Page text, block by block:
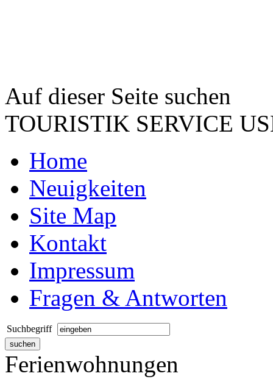
Auf dieser Seite suchen
TOURISTIK SERVICE
Home
Neuigkeiten
Site Map
Kontakt
Impressum
Fragen & Antworten
Suchbegriff
Ferienwohnungen